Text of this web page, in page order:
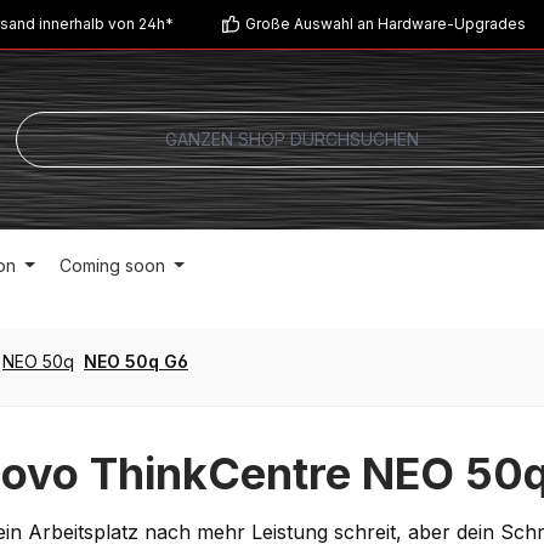
innerhalb von 24h* Große Auswahl an Hardware-Upgrades
Coming soon
NEO 50q NEO 50q G6
ThinkCentre NEO
Arbeitsplatz nach mehr Leistung schreit, aber dein